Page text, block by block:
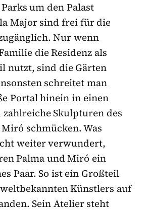
um den Palast
Major sind frei für die
Nur wenn
die Residenz als
nutzt, sind die Gärten
schreitet man
Portal hinein in einen
zahlreiche Skulpturen des
schmücken. Was
weiter verwundert,
Palma und Miró ein
Paar. So ist ein Großteil
Künstlers auf
Sein Atelier steht